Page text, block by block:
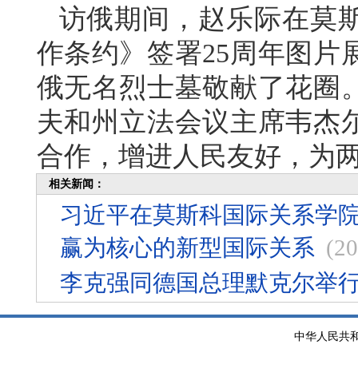
访俄期间，赵乐际在莫
作条约》签署25周年图片
俄无名烈士墓敬献了花圈
夫和州立法会议主席韦杰
合作，增进人民友好，为
相关新闻：
习近平在莫斯科国际关系学
赢为核心的新型国际关系
李克强同德国总理默克尔举
中华人民共